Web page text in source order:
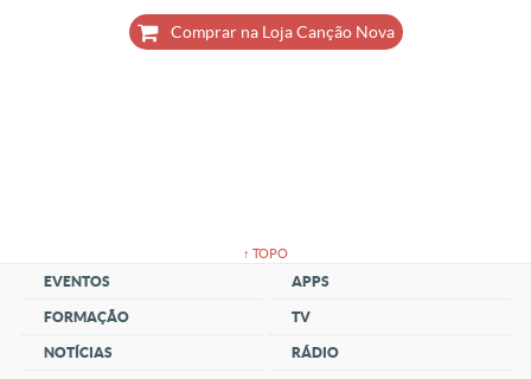
Comprar na Loja Canção Nova
↑ TOPO
EVENTOS
FORMAÇÃO
NOTÍCIAS
APPS
TV
RÁDIO